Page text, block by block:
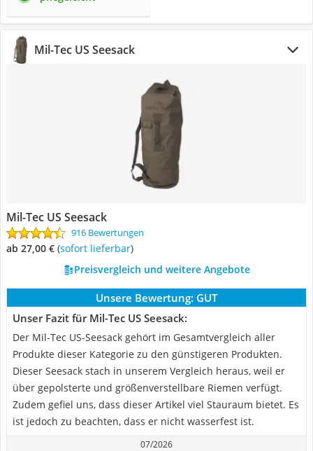
Mil-Tec US Seesack
Mil-Tec US Seesack
916 Bewertungen
ab 27,00 € ( Sofort lieferbar)
Preisvergleich und weitere Angebote
Unsere Bewertung: GUT
Unser Fazit für Mil-Tec US Seesack:
Der Mil-Tec US-Seesack gehört im Gesamtvergleich aller
Produkte dieser Kategorie zu den günstigeren Produkten.
Dieser Seesack stach in unserem Vergleich heraus, weil er
über gepolsterte und größenverstellbare Riemen verfügt.
Zudem gefiel uns, dass dieser Artikel viel Stauraum bietet. Es
ist jedoch zu beachten, dass er nicht wasserfest ist.
07/2026